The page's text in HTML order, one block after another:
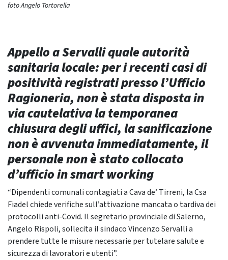
foto Angelo Tortorella
Appello a Servalli quale autorità
sanitaria locale: per i recenti casi di
positività registrati presso l’Ufficio
Ragioneria, non è stata disposta in
via cautelativa la temporanea
chiusura degli uffici, la sanificazione
non è avvenuta immediatamente, il
personale non è stato collocato
d’ufficio in smart working
“Dipendenti comunali contagiati a Cava de’ Tirreni, la Csa
Fiadel chiede verifiche sull’attivazione mancata o tardiva dei
protocolli anti-Covid. Il segretario provinciale di Salerno,
Angelo Rispoli, sollecita il sindaco Vincenzo Servalli a
prendere tutte le misure necessarie per tutelare salute e
sicurezza di lavoratori e utenti”.